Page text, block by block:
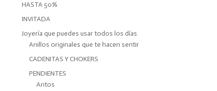
HASTA 50%
INVITADA
Joyería que puedes usar todos los días
Anillos originales que te hacen sentir
CADENITAS Y CHOKERS
PENDIENTES
Aritos